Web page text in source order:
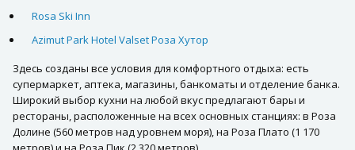
Rosa Ski Inn
Azimut Park Hotel Valset Роза Хутор
Здесь созданы все условия для комфортного отдыха: есть
супермаркет, аптека, магазины, банкоматы и отделение банка.
Широкий выбор кухни на любой вкус предлагают бары и
рестораны, расположенные на всех основных станциях: в Роза
Долине (560 метров над уровнем моря), на Роза Плато (1 170